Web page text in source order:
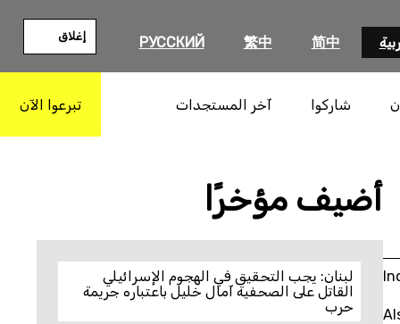
简中
繁中
РУССКИЙ إغلاق
شاركوا آخر المستجدات تبرعوا الآن
أضيف مؤخرًا
لبنان: يجب التحقيق في الهجوم الإسرائيلي
القاتل على الصحفية آمال خليل باعتباره جريمة
حرب